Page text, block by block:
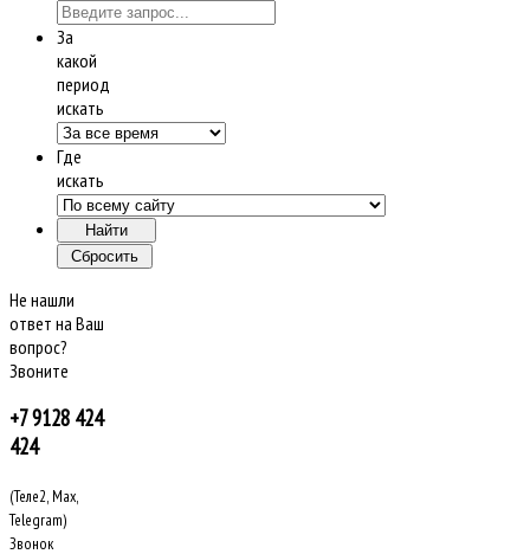
За
какой
период
искать
Где
искать
Не нашли
ответ на Ваш
вопрос?
Звоните
+7 9128 424
424
(Теле2, Max,
Telegram)
Звонок